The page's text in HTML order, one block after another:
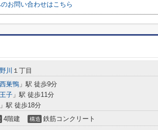
お問い合わせはこちら
川 １丁目
西巣鴨 」駅 徒歩9分
王子 」駅 徒歩11分
」駅 徒歩18分
4階建 構造 鉄筋コンクリート